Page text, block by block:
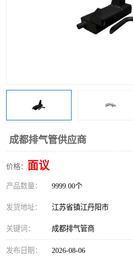
成都排气管供应商
价格： 面议
产品数量： 9999.00个
发货地址： 江苏省镇江丹阳市
关键词： 成都排气管商
发布日期： 2026-08-06